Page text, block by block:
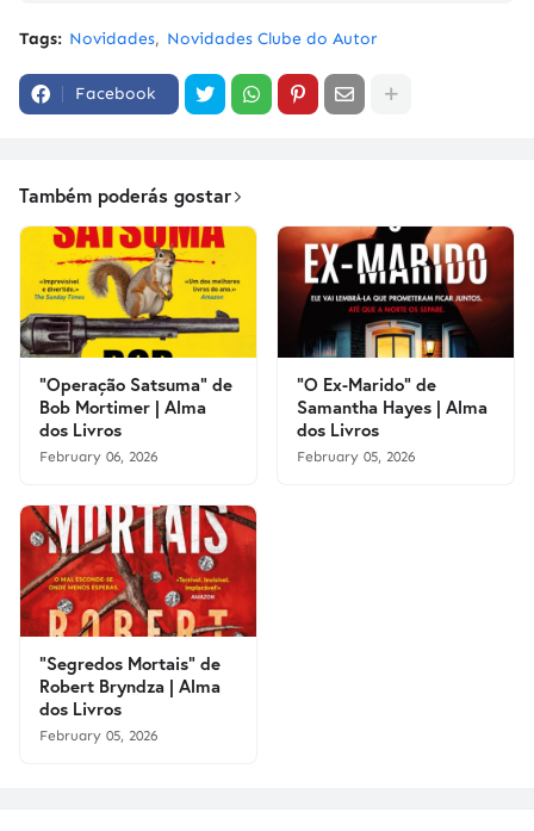
Tags: Novidades Novidades Clube do Autor
Facebook
Também poderás gostar
"Operação Satsuma" de
Bob Mortimer | Alma
dos Livros
February 06, 2026
"O Ex-Marido" de
Samantha Hayes | Alma
dos Livros
February 05, 2026
"Segredos Mortais" de
Robert Bryndza | Alma
dos Livros
February 05, 2026